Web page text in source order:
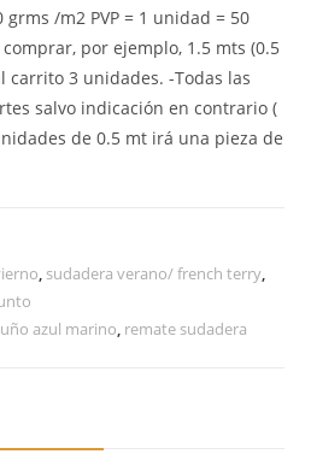
/m2 PVP = 1 unidad = 50
por ejemplo, 1.5 mts (0.5
carrito 3 unidades. -Todas las
salvo indicación en contrario (
de 0.5 mt irá una pieza de
, sudadera verano/ french terry,
azul marino, remate sudadera